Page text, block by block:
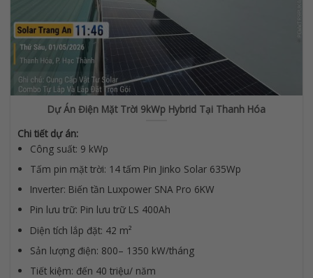
Dự Án Điện Mặt Trời 9kWp Hybrid Tại Thanh Hóa
Chi tiết dự án:
Công suất: 9 kWp
Tấm pin mặt trời: 14 tấm Pin Jinko Solar 635Wp
Inverter: Biến tần Luxpower SNA Pro 6KW
Pin lưu trữ: Pin lưu trữ LS 400Ah
Diện tích lắp đặt: 42 m²
Sản lượng điện: 800– 1350 kW/tháng
Tiết kiệm: đến 40 triệu/ năm